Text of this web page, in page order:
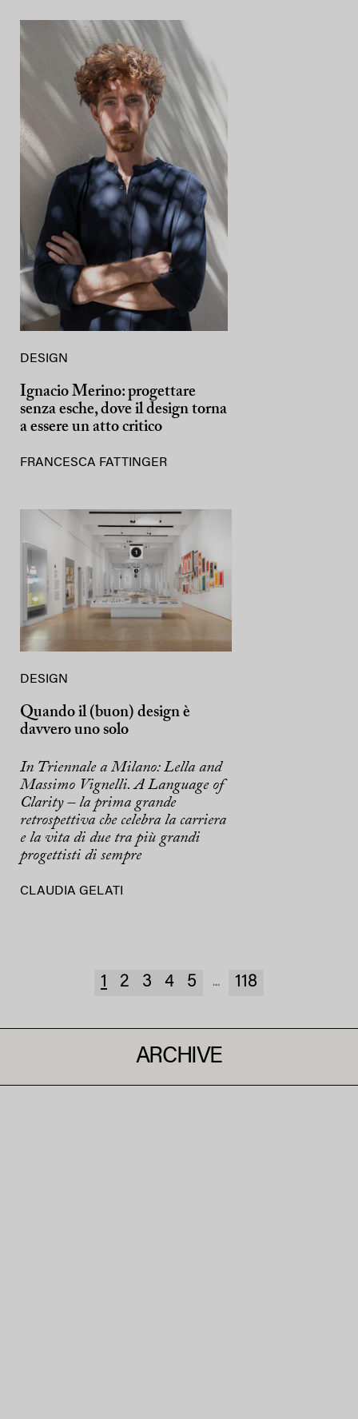
DESIGN
Ignacio Merino: progettare
senza esche, dove il design torna
a essere un atto critico
FRANCESCA FATTINGER
DESIGN
Quando il (buon) design è
davvero uno solo
In Triennale a Milano: Lella and
Massimo Vignelli. A Language of
Clarity – la prima grande
retrospettiva che celebra la carriera
e la vita di due tra più grandi
progettisti di sempre
CLAUDIA GELATI
1 2 3 4 5 ... 118
ARCHIVE